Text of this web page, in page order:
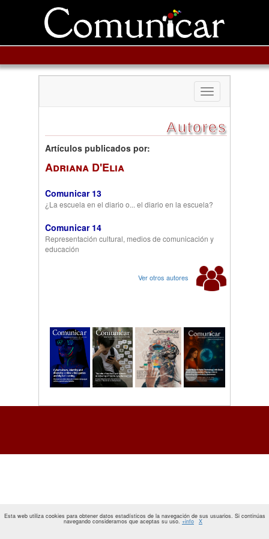
Toggle
navigation
Autores
Artículos publicados por:
Adriana D'Elia
Comunicar 13
¿La escuela en el diario o... el diario en la escuela?
Comunicar 14
Representación cultural, medios de comunicación y
educación
Ver otros autores
Esta web utiliza cookies para obtener datos estadísticos de la navegación de sus usuarios. Si continúas
navegando consideramos que aceptas su uso. +info X